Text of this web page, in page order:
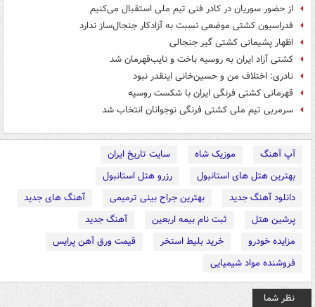
از حضور سوریان در کادر فنی تیم ملی استقبال می‌کنیم
فدراسیون کشتی موضعی نسبت به آزادکار جنجال‌ساز ندارد
اظهار پشیمانی کشتی گیر جنجالی
کشتی آزاد ایران به روسیه باخت و نایب‌قهرمان شد
نادری: اختلاف من و حسین‌خانی اینقدر نبود
قهرمانی کشتی فرنگی ایران با شکست روسیه
سرمربی تیم ملی کشتی فرنگی نوجوانان انتخاب شد
آپ آهنگ موزیک شاه
سایت تاریخ ایران
بهترین هتل های استانبول
رزرو هتل استانبول
دانلود آهنگ جدید
بهترین جراح بینی ترمیمی
آهنگ های جدید
پرشین هتل
ثبت نام بیمه اربعین
آهنگ جدید
مزایده خودرو
خرید بلیط استخر
قیمت ورق آهن پرایس
فروشنده مواد شیمیایی
نظر شما